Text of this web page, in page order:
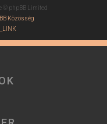
© phpBB Limited
Közösség